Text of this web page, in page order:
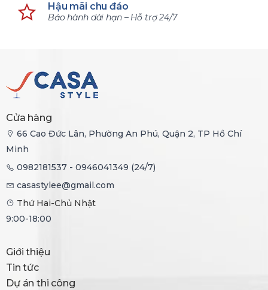
Hậu mãi chu đáo
Bảo hành dài hạn – Hỗ trợ 24/7
Cửa hàng
66 Cao Đức Lân, Phường An Phú, Quận 2, TP Hồ Chí
Minh
0982181537 - 0946041349 (24/7)
casastylee@gmail.com
Thứ Hai-Chủ Nhật
9:00-18:00
Giới thiệu
Tin tức
Dự án thi công